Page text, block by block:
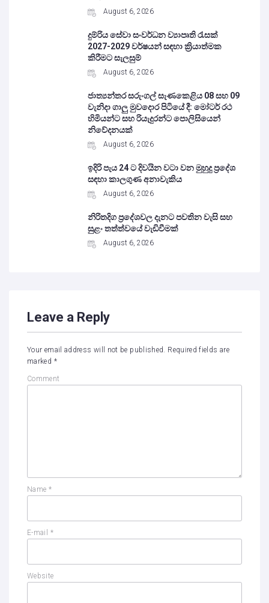
August 6, 2026
දුම්රිය සේවා සංවර්ධන ව්‍යාපෘති රැසක්
2027-2029 වර්ෂයන් සඳහා ක්‍රියාත්මක
කිරීමට සැලසුම්
August 6, 2026
ජාත්‍යන්තර සරුංගල් සැණකෙළිය 08 සහ 09
වැනිදා ගාලු මුවදොර පිටියේ දී: මෝටර් රථ
හිමියන්ට සහ රියැදුරන්ට පොලිසියෙන්
නිවේදනයක්
August 6, 2026
ඉදිරි පැය 24 ට දිවයින වටා වන මුහුදු ප්‍රදේශ
සඳහා කාලගුණ අනාවැකිය
August 6, 2026
නිරිතදිග ප්‍රදේශවල දැනට පවතින වැසි සහ
සුළං තත්ත්වයේ වැඩිවීමක්
August 6, 2026
Leave a Reply
Your email address will not be published. Required fields are
marked *
Comment
Name *
E-mail *
Website